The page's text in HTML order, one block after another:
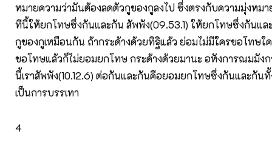
หมายความว่ามันต้องลดตัวกูของกูลงไป ซึ่งตรงกับความมุ่งหม
ทีนี้ให้ยกโทษซึ่งกันและกัน สัพพัง(09.53.1) ให้ยกโทษซึ่งกันแล
กูของกูเหมือนกัน ถ้ากระด้างด้วยทิฐิแล้ว ย่อมไม่มีใครขอโทษใ
ขอโทษแล้วก็ไม่ยอมยกโทษ กระด้างด้วยมานะ อหังการณมมัง
นี้เราสัพพัง(10.12.6) ต่อกันและกันคือยอมยกโทษซึ่งกันและกัน
เป็นการบรรเทา
4